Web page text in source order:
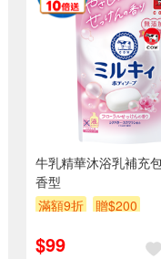
牛乳精華沐浴乳補充
香型
滿額9折
贈$200
$99